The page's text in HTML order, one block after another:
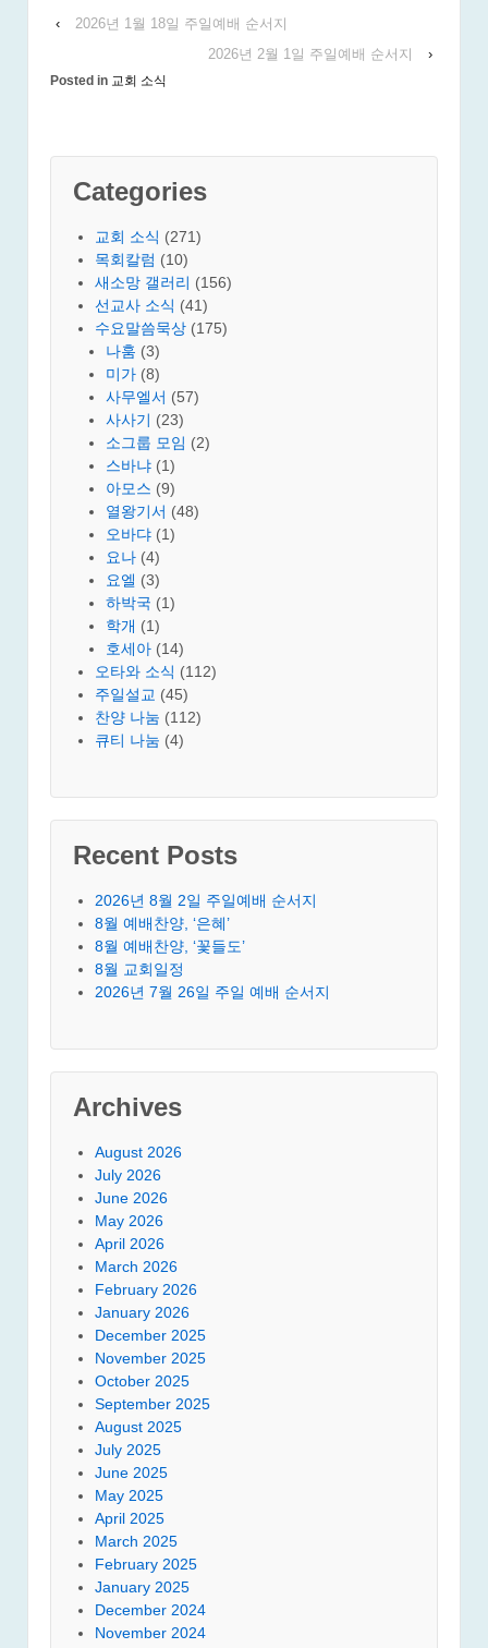
‹
2026년 1월 18일 주일예배 순서지
2026년 2월 1일 주일예배 순서지
›
Posted in 교회 소식
Categories
교회 소식 (271)
목회칼럼 (10)
새소망 갤러리 (156)
선교사 소식 (41)
수요말씀묵상 (175)
나훔 (3)
미가 (8)
사무엘서 (57)
사사기 (23)
소그룹 모임 (2)
스바냐 (1)
아모스 (9)
열왕기서 (48)
오바댜 (1)
요나 (4)
요엘 (3)
하박국 (1)
학개 (1)
호세아 (14)
오타와 소식 (112)
주일설교 (45)
찬양 나눔 (112)
큐티 나눔 (4)
Recent Posts
2026년 8월 2일 주일예배 순서지
8월 예배찬양, ‘은혜’
8월 예배찬양, ‘꽃들도’
8월 교회일정
2026년 7월 26일 주일 예배 순서지
Archives
August 2026
July 2026
June 2026
May 2026
April 2026
March 2026
February 2026
January 2026
December 2025
November 2025
October 2025
September 2025
August 2025
July 2025
June 2025
May 2025
April 2025
March 2025
February 2025
January 2025
December 2024
November 2024